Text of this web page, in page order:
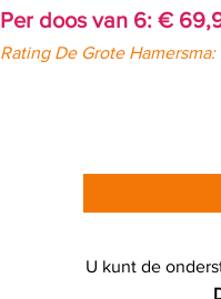
Per doos van 6: €
Rating De Grote Hamersma:
U kunt de